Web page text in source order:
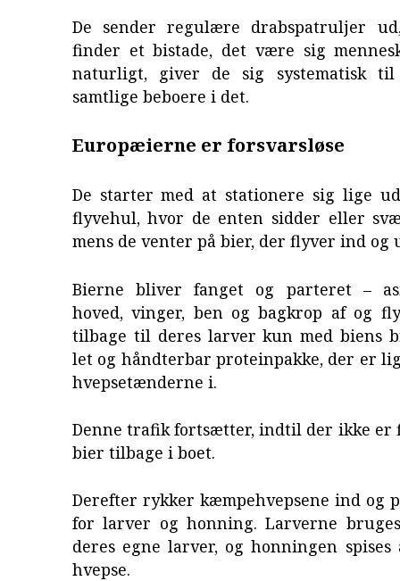
De sender regulære drabspatruljer
finder et bistade, det være sig
naturligt, giver de sig systematisk
samtlige beboere i det.
Europæierne er forsvarsløse
De starter med at stationere sig lige
flyvehul, hvor de enten sidder eller
mens de venter på bier, der flyver ind og
Bierne bliver fanget og parteret –
hoved, vinger, ben og bagkrop af og
tilbage til deres larver kun med biens
let og håndterbar proteinpakke, der er
hvepsetænderne i.
Denne trafik fortsætter, indtil der ikke er
bier tilbage i boet.
Derefter rykker kæmpehvepsene ind og
for larver og honning. Larverne
deres egne larver, og honningen spises
hvepse.